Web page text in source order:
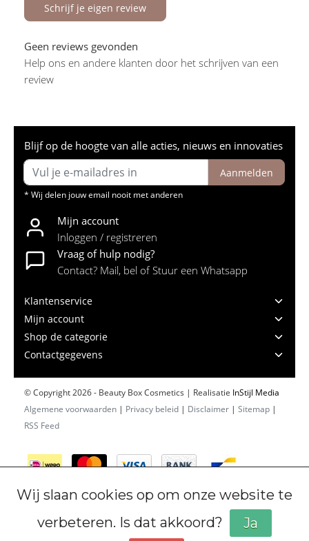
Schrijf je eigen review
Geen reviews gevonden
Help ons en andere klanten door het schrijven van een
review
Blijf op de hoogte van alle acties, nieuws en innovaties
Aanmelden
* Wij delen jouw email nooit met anderen
Mijn account
Inloggen / registreren
Vraag of hulp nodig?
Contact? Mail, bel of Stuur een Whatsapp
Klantenservice
Mijn account
Shop de categorie
Contactgegevens
© Copyright 2026 - Beauty Box Cosmetics | Realisatie InStijl Media
Algemene voorwaarden | Privacy beleid | Disclaimer | Sitemap |
RSS Feed
Wij slaan cookies op om onze website te
verbeteren. Is dat akkoord?
Ja